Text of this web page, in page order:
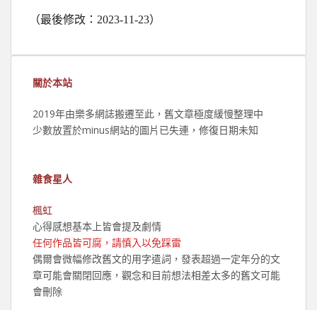
（最後修改：2023-11-23）
關於本站
2019年由樂多網誌搬遷至此，舊文章極度緩慢整理中
少數放置於minus網站的圖片已失連，修復日期未知
雜食星人
楓虹
心得感想基本上皆會提及劇情
任何作品皆可腐，請慎入以免踩雷
偶爾會微幅修改舊文的用字遣詞，發表超過一定年分的文
章可能會關閉回應，觀念和目前想法相差太多的舊文可能
會刪除